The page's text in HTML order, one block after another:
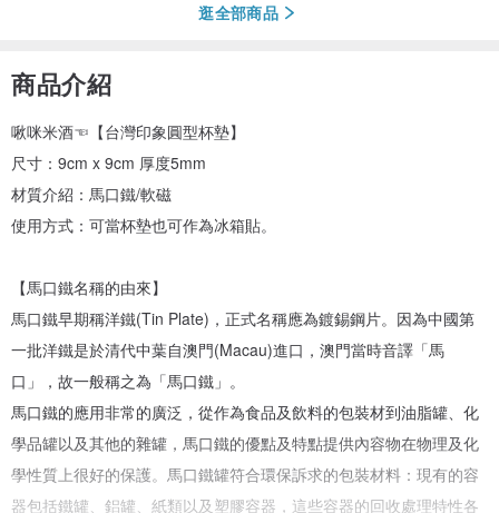
逛全部商品
商品介紹
啾咪米酒☜【台灣印象圓型杯墊】
尺寸：9cm x 9cm 厚度5mm
材質介紹：馬口鐵/軟磁
使用方式：可當杯墊也可作為冰箱貼。
【馬口鐵名稱的由來】
馬口鐵早期稱洋鐵(Tin Plate)，正式名稱應為鍍錫鋼片。因為中國第
一批洋鐵是於清代中葉自澳門(Macau)進口，澳門當時音譯「馬
口」，故一般稱之為「馬口鐵」。
馬口鐵的應用非常的廣泛，從作為食品及飲料的包裝材到油脂罐、化
學品罐以及其他的雜罐，馬口鐵的優點及特點提供內容物在物理及化
學性質上很好的保護。馬口鐵罐符合環保訴求的包裝材料：現有的容
器包括鐵罐、鋁罐、紙類以及塑膠容器，這些容器的回收處理特性各